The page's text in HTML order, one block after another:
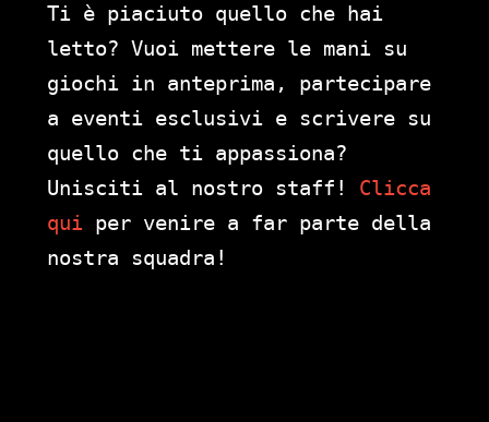
Ti è piaciuto quello che hai
letto? Vuoi mettere le mani su
giochi in anteprima, partecipare
a eventi esclusivi e scrivere su
quello che ti appassiona?
Unisciti al nostro staff! Clicca
qui per venire a far parte della
nostra squadra!